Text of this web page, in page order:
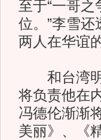
至于“一哥之
位。”李雪
两人在华谊的
和台湾明
将负责他在
冯德伦渐渐
美丽》、《